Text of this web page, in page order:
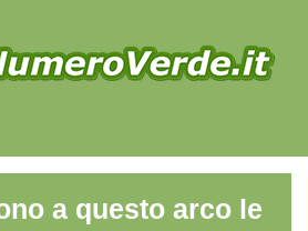
a questo arco le